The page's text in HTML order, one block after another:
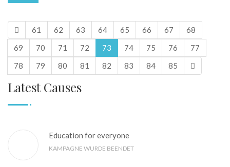
61 62 63 64 65 66 67
68
69
70 71 72 73 74 75 76
77
78
79 80 81 82 83 84 85
Latest Causes
Education for everyone
KAMPAGNE WURDE BEENDET